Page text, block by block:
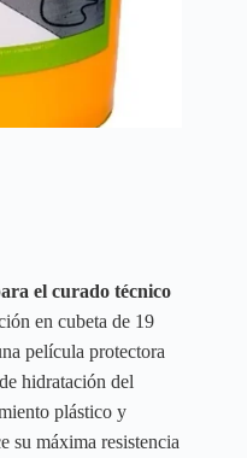
el curado técnico
en cubeta de 19
película protectora
hidratación del
plástico y
su máxima resistencia